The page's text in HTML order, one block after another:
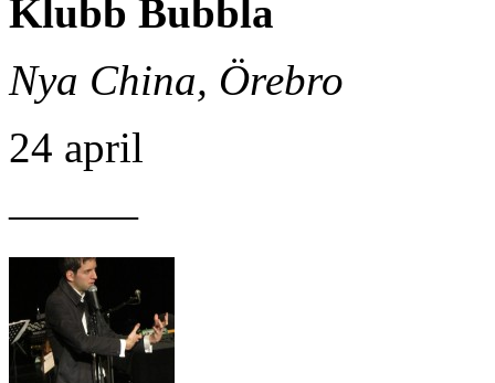
Klubb Bubbla
Nya China, Örebro
24 april
———